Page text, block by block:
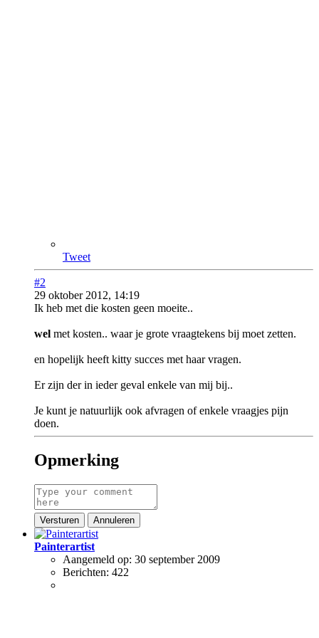
Tweet
#2
29 oktober 2012, 14:19
Ik heb met die kosten geen moeite..
wel met kosten.. waar je grote vraagtekens bij moet zetten.
en hopelijk heeft kitty succes met haar vragen.
Er zijn der in ieder geval enkele van mij bij..
Je kunt je natuurlijk ook afvragen of enkele vraagjes pijn
doen.
Opmerking
Versturen Annuleren
Painterartist
Aangemeld op: 30 september 2009
Berichten: 422